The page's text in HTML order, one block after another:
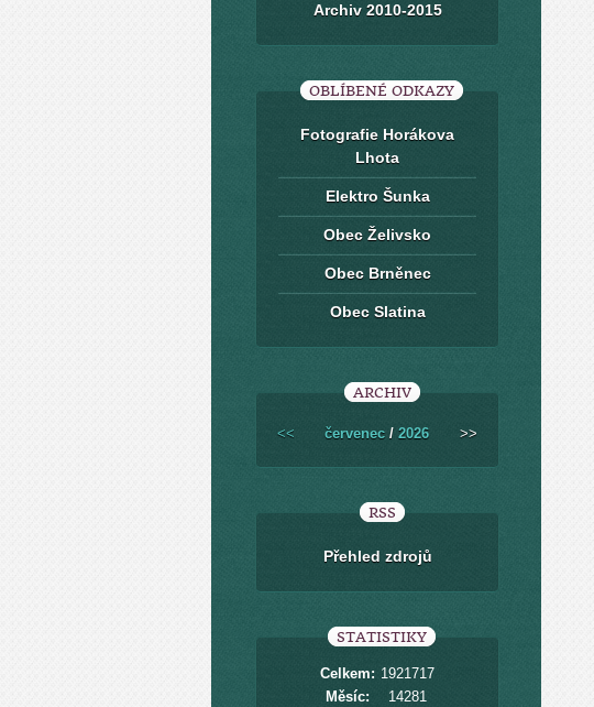
Archiv 2010-2015
OBLÍBENÉ ODKAZY
Fotografie Horákova
Lhota
Elektro Šunka
Obec Želivsko
Obec Brněnec
Obec Slatina
ARCHIV
<< červenec / 2026 >>
RSS
Přehled zdrojů
STATISTIKY
Celkem: 1921717
Měsíc:
14281